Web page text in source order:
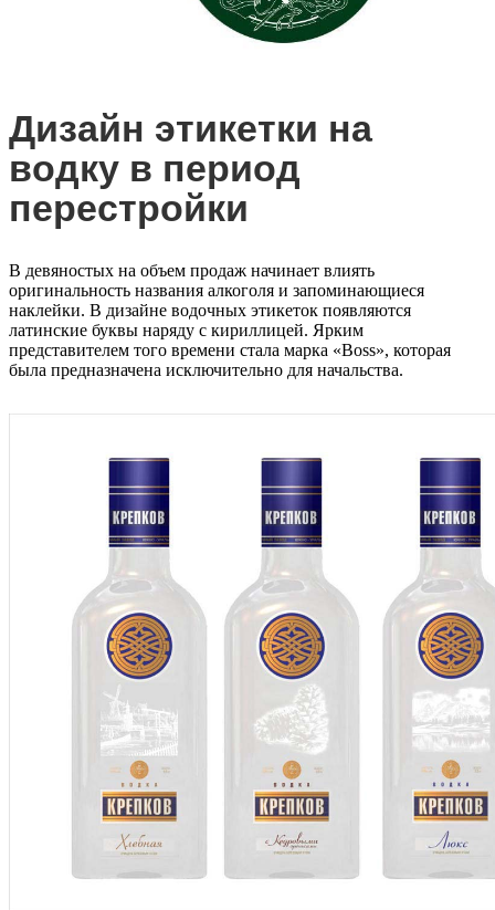
Дизайн этикетки на
водку в период
перестройки
В девяностых на объем продаж начинает влиять
оригинальность названия алкоголя и запоминающиеся
наклейки. В дизайне водочных этикеток появляются
латинские буквы наряду с кириллицей. Ярким
представителем того времени стала марка «Boss», которая
была предназначена исключительно для начальства.